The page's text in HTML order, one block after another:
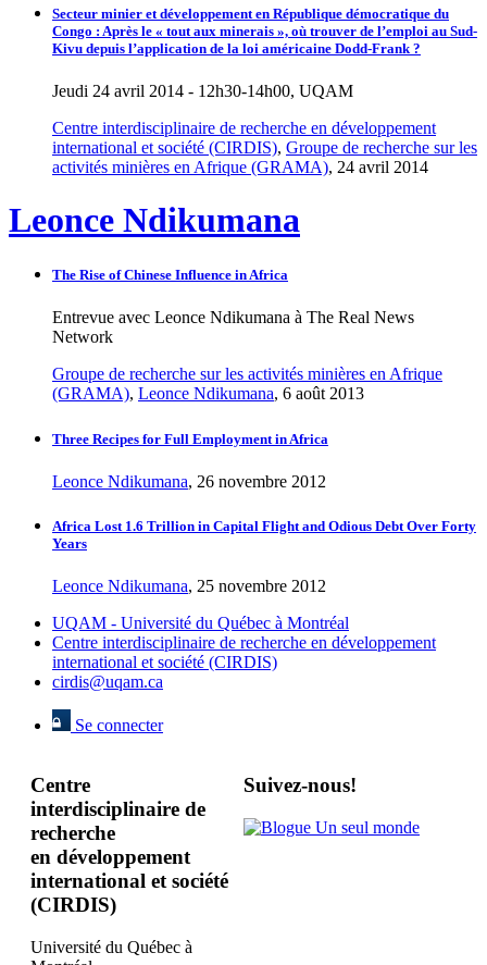
Secteur minier et développement en République démocratique du
Congo : Après le « tout aux minerais », où trouver de l’emploi au Sud-
Kivu depuis l’application de la loi américaine Dodd-Frank ?
Jeudi 24 avril 2014 - 12h30-14h00, UQAM
Centre interdisciplinaire de recherche en développement
international et société (CIRDIS), Groupe de recherche sur les
activités minières en Afrique (GRAMA), 24 avril 2014
Leonce Ndikumana
The Rise of Chinese Influence in Africa
Entrevue avec Leonce Ndikumana à The Real News
Network
Groupe de recherche sur les activités minières en Afrique
(GRAMA), Leonce Ndikumana, 6 août 2013
Three Recipes for Full Employment in Africa
Leonce Ndikumana, 26 novembre 2012
Africa Lost 1.6 Trillion in Capital Flight and Odious Debt Over Forty
Years
Leonce Ndikumana, 25 novembre 2012
UQAM - Université du Québec à Montréal
Centre interdisciplinaire de recherche en développement
international et société (CIRDIS)
cirdis@uqam.ca
Se connecter
Centre
interdisciplinaire de
recherche
en développement
international et société
(CIRDIS)
Université du Québec à
Suivez-nous!